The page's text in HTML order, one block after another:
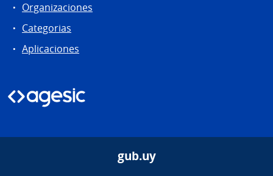
Organizaciones
Categorias
Aplicaciones
gub.uy